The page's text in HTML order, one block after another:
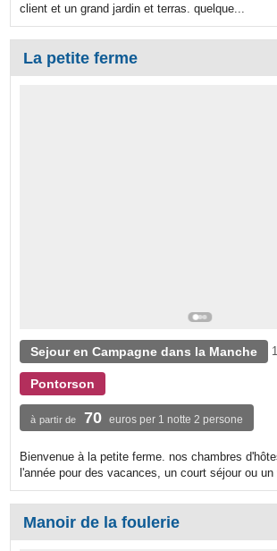
client et un grand jardin et terras. quelque...
La petite ferme
Sejour en Campagne dans la Manche
Pontorson
à partir de 70 euros per 1 notte 2 persone
Bienvenue à la petite ferme. nos chambres
l'année pour des vacances, un court séjour ou un
Manoir de la foulerie